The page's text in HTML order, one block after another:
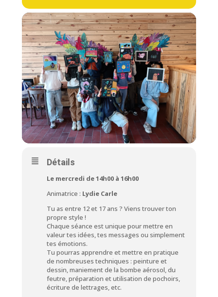
Détails
Le mercredi de 14h00 à 16h00
Animatrice : Lydie Carle
Tu as entre 12 et 17 ans ? Viens trouver ton
propre style !
Chaque séance est unique pour mettre en
valeur tes idées, tes messages ou simplement
tes émotions.
Tu pourras apprendre et mettre en pratique
de nombreuses techniques : peinture et
dessin, maniement de la bombe aérosol, du
feutre, préparation et utilisation de pochoirs,
écriture de lettrages, etc.